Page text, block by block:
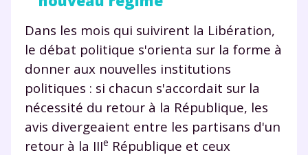
Dans les mois qui suivirent la Libération,
le débat politique s'orienta sur la forme à
donner aux nouvelles institutions
politiques : si chacun s'accordait sur la
nécessité du retour à la République, les
avis divergeaient entre les partisans d'un
retour à la IIIe République et ceux